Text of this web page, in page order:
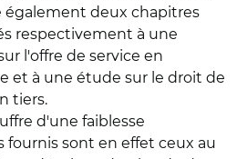
également deux chapitres
respectivement à une
l'offre de service en
et à une étude sur le droit de
tiers.
d'une faiblesse
fournis sont en effet ceux au